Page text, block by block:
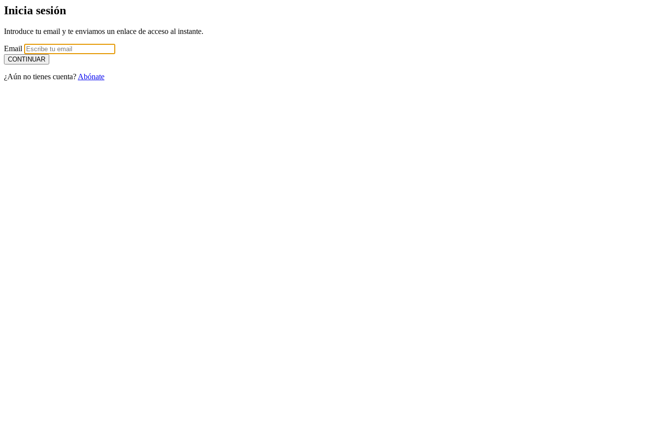
Inicia sesión
Introduce tu email y te enviamos un enlace de acceso al instante.
Email
¿Aún no tienes cuenta? Abónate